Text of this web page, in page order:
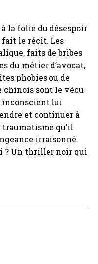
à la folie du désespoir
fait le récit. Les
faits de bribes
du métier d’avocat,
phobies ou de
chinois sont le vécu
inconscient lui
et continuer à
qu’il
irraisonné.
? Un thriller noir qui